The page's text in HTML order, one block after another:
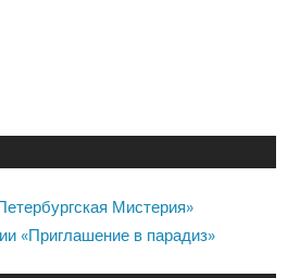
Мистерия»
«Приглашение в парадиз»